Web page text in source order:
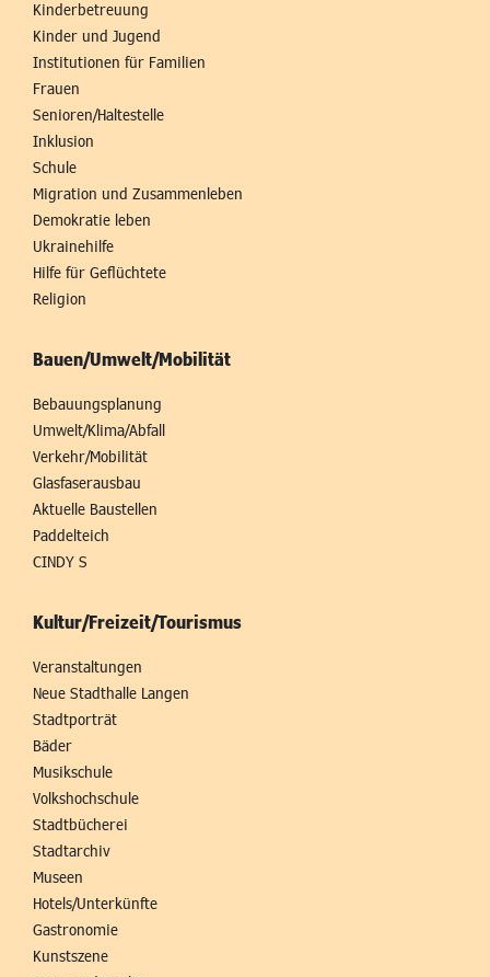
Kinderbetreuung
Kinder und Jugend
Institutionen für Familien
Frauen
Senioren/Haltestelle
Inklusion
Schule
Migration und Zusammenleben
Demokratie leben
Ukrainehilfe
Hilfe für Geflüchtete
Religion
Bauen/Umwelt/Mobilität
Bebauungsplanung
Umwelt/Klima/Abfall
Verkehr/Mobilität
Glasfaserausbau
Aktuelle Baustellen
Paddelteich
CINDY S
Kultur/Freizeit/Tourismus
Veranstaltungen
Neue Stadthalle Langen
Stadtporträt
Bäder
Musikschule
Volkshochschule
Stadtbücherei
Stadtarchiv
Museen
Hotels/Unterkünfte
Gastronomie
Kunstszene